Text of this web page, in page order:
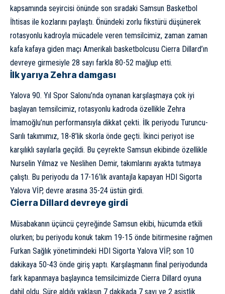
kapsamında seyircisi önünde son sıradaki Samsun Basketbol
İhtisas ile kozlarını paylaştı. Önündeki zorlu fikstürü düşünerek
rotasyonlu kadroyla mücadele veren temsilcimiz, zaman zaman
kafa kafaya giden maçı Amerikalı basketbolcusu Cierra Dillard’ın
devreye girmesiyle 28 sayı farkla 80-52 mağlup etti.
İlk yarıya Zehra damgası
Yalova 90. Yıl Spor Salonu’nda oynanan karşılaşmaya çok iyi
başlayan temsilcimiz, rotasyonlu kadroda özellikle Zehra
İmamoğlu’nun performansıyla dikkat çekti. İlk periyodu Turuncu-
Sarılı takımımız, 18-8’lik skorla önde geçti. İkinci periyot ise
karşılıklı sayılarla geçildi. Bu çeyrekte Samsun ekibinde özellikle
Nurselin Yılmaz ve Neslihen Demir, takımlarını ayakta tutmaya
çalıştı. Bu periyodu da 17-16’lık avantajla kapayan HDI Sigorta
Yalova VİP, devre arasına 35-24 üstün girdi.
Cierra Dillard devreye girdi
Müsabakanın üçüncü çeyreğinde Samsun ekibi, hücumda etkili
olurken; bu periyodu konuk takım 19-15 önde bitirmesine rağmen
Furkan Sağlık yönetimindeki HDI Sigorta Yalova VİP, son 10
dakikaya 50-43 önde giriş yaptı. Karşılaşmanın final periyodunda
fark kapanmaya başlayınca temsilcimizde Cierra Dillard oyuna
dahil oldu. Süre aldığı yaklaşın 7 dakikada 7 sayı ve 2 asistlik